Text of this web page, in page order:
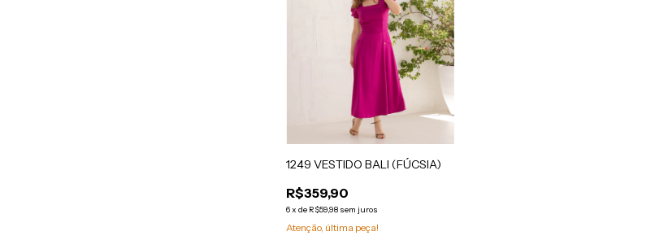
1249 VESTIDO BALI (FÚCSIA)
R$359,90
6xde R$59,98 sem juros
Atenção, última peça!